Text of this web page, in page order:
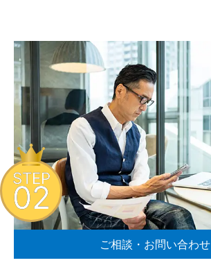
ご相談・お問い合わせ
STEP
02